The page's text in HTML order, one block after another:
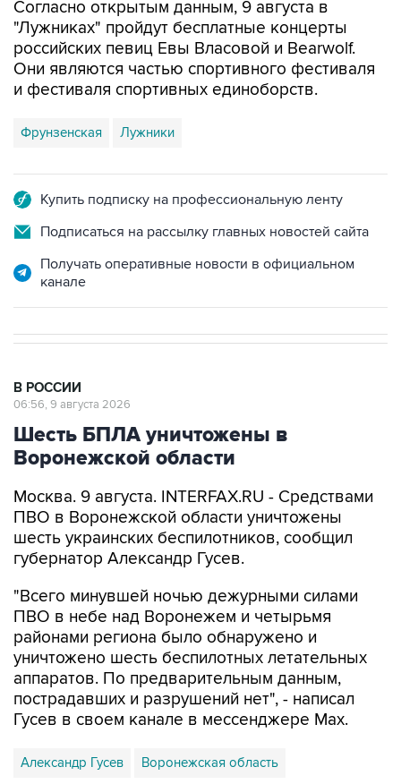
российских певиц Евы Власовой и Bearwolf.
Они являются частью спортивного фестиваля
и фестиваля спортивных единоборств.
Фрунзенская Лужники
Подписаться на рассылку главных новостей сайта
Получать оперативные новости в официальном
Шесть БПЛА уничтожены в
Воронежской области
Москва. 9 августа. INTERFAX.RU - Средствами
шесть украинских беспилотников, сообщил
губернатор Александр Гусев.
"Всего минувшей ночью дежурными силами
районами региона было обнаружено и
уничтожено шесть беспилотных летательных
аппаратов. По предварительным данным,
пострадавших и разрушений нет", - написал
Гусев в своем канале в мессенджере Max.
Александр Гусев Воронежская область